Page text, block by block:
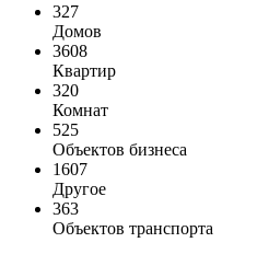
327
Домов
3608
Квартир
320
Комнат
525
Объектов бизнеса
1607
Другое
363
Объектов транспорта